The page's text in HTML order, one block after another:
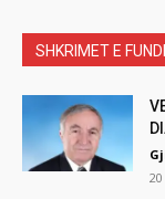
SHKRIMET E